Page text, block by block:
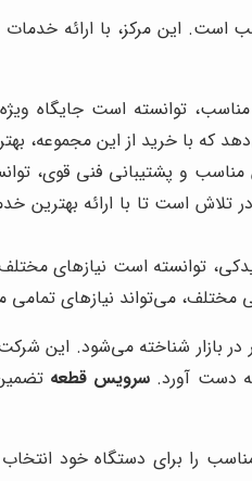
است. این مرکز، با ارائه
توانسته است جایگاه
که با خرید از این مجموعه،
مناسب و پشتیبانی فنی قوی،
تلاش است تا با ارائه بهترین
توانسته است نیازهای
مختلف، می‌تواند نیازهای تمامی
در بازار شناخته می‌شود. این
دست آورد. سرویس قطعه
را برای دستگاه خود انتخاب